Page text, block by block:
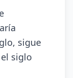
sigue
siglo